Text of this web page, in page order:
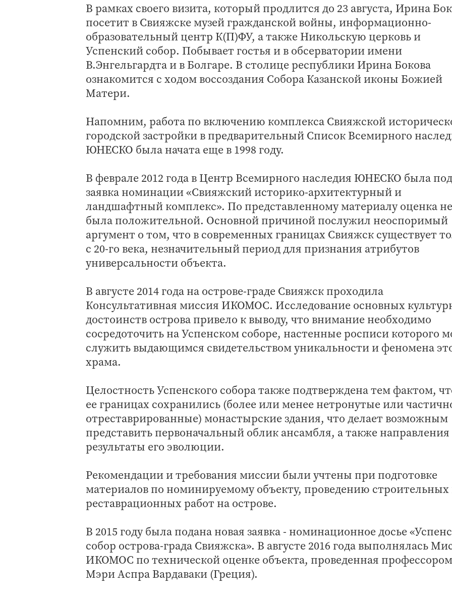
В рамках своего визита, который продлится до 23 августа, Ирина
посетит в Свияжске музей гражданской войны, информационно-
образовательный центр К(П)ФУ, а также Никольскую церковь и
Успенский собор. Побывает гостья и в обсерватории имени
В.Энгельгардта и в Болгаре. В столице республики Ирина Бокова
ознакомится с ходом воссоздания Собора Казанской иконы Божией
Матери.
Напомним, работа по включению комплекса Свияжской
городской застройки в предварительный Список Всемирного
ЮНЕСКО была начата еще в 1998 году.
В феврале 2012 года в Центр Всемирного наследия ЮНЕСКО была
заявка номинации «Свияжский историко-архитектурный и
ландшафтный комплекс». По представленному материалу оценка не
была положительной. Основной причиной послужил неоспоримый
аргумент о том, что в современных границах Свияжск существует
с 20-го века, незначительный период для признания атрибутов
универсальности объекта.
В августе 2014 года на острове-граде Свияжск проходила
Консультативная миссия ИКОМОС. Исследование основных
достоинств острова привело к выводу, что внимание необходимо
сосредоточить на Успенском соборе, настенные росписи которого
служить выдающимся свидетельством уникальности и феномена
храма.
Целостность Успенского собора также подтверждена тем фактом,
ее границах сохранились (более или менее нетронутые или
отреставрированные) монастырские здания, что делает возможным
представить первоначальный облик ансамбля, а также
результаты его эволюции.
Рекомендации и требования миссии были учтены при подготовке
материалов по номинируемому объекту, проведению строительных
реставрационных работ на острове.
В 2015 году была подана новая заявка - номинационное досье
собор острова-града Свияжска». В августе 2016 года выполнялась
ИКОМОС по технической оценке объекта, проведенная профессором
Мэри Аспра Вардаваки (Греция).